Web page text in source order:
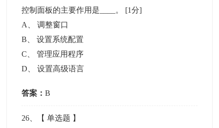
控制面板的主要作用是____。 [1分]
A
、调整窗口
B 、设置系统配置
C 、管理应用程序
D 、设置高级语言
答案：B
26 、【单选题 】